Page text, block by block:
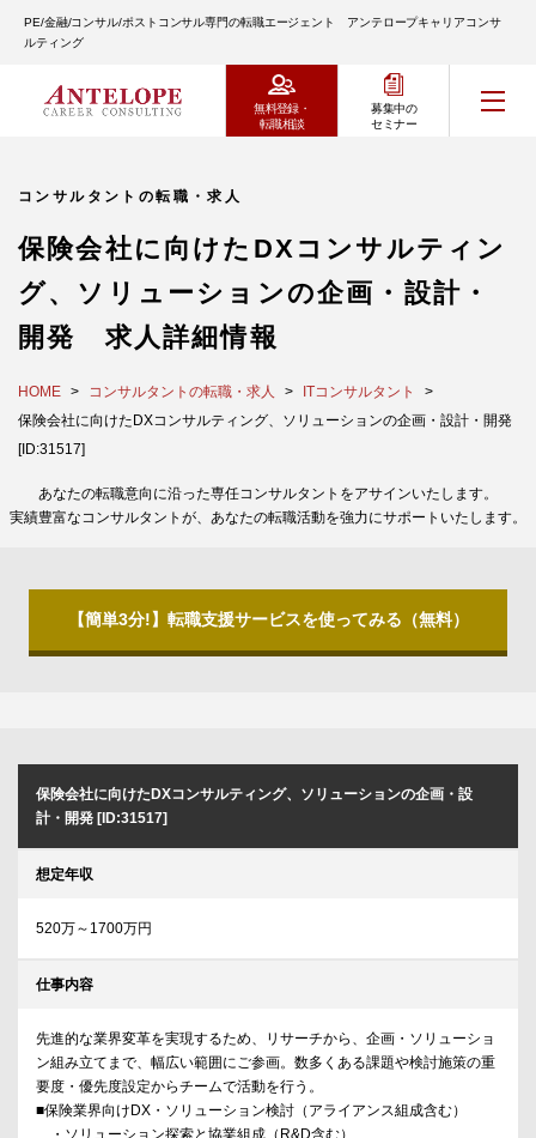
PE/金融/コンサル/ポストコンサル専門の転職エージェント アンテロープキャリアコンサ
ルティング
無料登録・
転職相談
募集中の
セミナー
コンサルタントの転職・求人
保険会社に向けたDXコンサルティン
グ、ソリューションの企画・設計・
開発 求人詳細情報
HOME コンサルタントの転職・求人
ITコンサルタント
保険会社に向けたDXコンサルティング、ソリューションの企画・設計・開発
[ID:31517]
あなたの転職意向に沿った専任コンサルタントをアサインいたします。
実績豊富なコンサルタントが、あなたの転職活動を強力にサポートいたします。
【簡単3分!】転職支援サービスを使ってみる（無料）
保険会社に向けたDXコンサルティング、ソリューションの企画・設
計・開発 [ID:31517]
想定年収
520万～1700万円
仕事内容
先進的な業界変革を実現するため、リサーチから、企画・ソリューショ
ン組み立てまで、幅広い範囲にご参画。数多くある課題や検討施策の重
要度・優先度設定からチームで活動を行う。
■保険業界向けDX・ソリューション検討（アライアンス組成含む）
・ソリューション探索と協業組成（R&D含む）